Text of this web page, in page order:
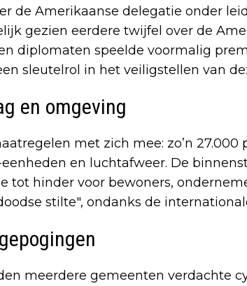
de Amerikaanse delegatie onder
gezien eerdere twijfel over de
diplomaten speelde voormalig
sleutelrol in het veiligstellen van
en omgeving
met zich mee: zo’n
en luchtafweer. De
tot hinder voor bewoners,
stilte", ondanks de
meerdere gemeenten verdachte